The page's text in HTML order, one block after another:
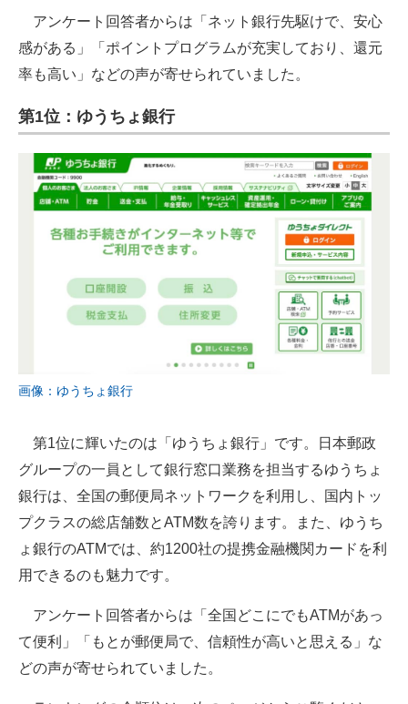
アンケート回答者からは「ネット銀行先駆けで、安心
感がある」「ポイントプログラムが充実しており、還元
率も高い」などの声が寄せられていました。
第1位：ゆうちょ銀行
画像：ゆうちょ銀行
第1位に輝いたのは「ゆうちょ銀行」です。日本郵政
グループの一員として銀行窓口業務を担当するゆうちょ
銀行は、全国の郵便局ネットワークを利用し、国内トッ
プクラスの総店舗数とATM数を誇ります。また、ゆうち
ょ銀行のATMでは、約1200社の提携金融機関カードを利
用できるのも魅力です。
アンケート回答者からは「全国どこにでもATMがあっ
て便利」「もとが郵便局で、信頼性が高いと思える」な
どの声が寄せられていました。